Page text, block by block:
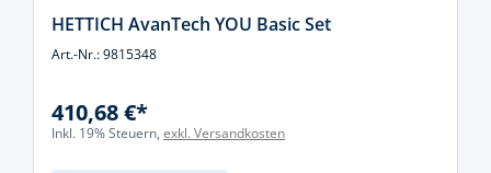
HETTICH AvanTech YOU Basic Set
Art.-Nr.: 9815348
410,68 €*
Inkl. 19% Steuern, exkl. Versandkosten